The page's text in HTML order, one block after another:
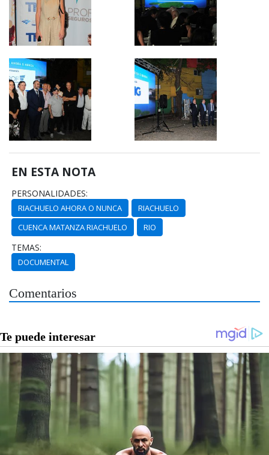
EN ESTA NOTA
PERSONALIDADES:
RIACHUELO AHORA O NUNCA
RIACHUELO
CUENCA MATANZA RIACHUELO
RIO
TEMAS:
DOCUMENTAL
Comentarios